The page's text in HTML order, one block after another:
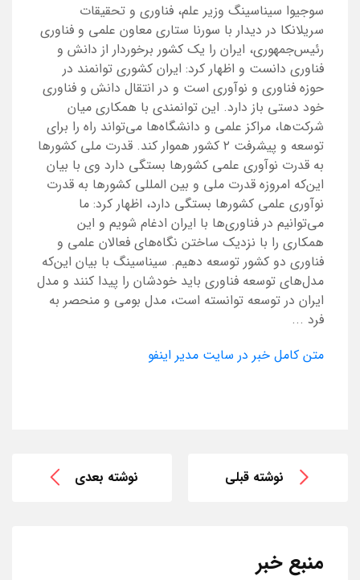
سوجیوا سیناسینگ وزیر علم، فناوری و تحقیقات
سریلانکا در دیدار با سورنا ستاری معاون علمی و فناوری
رئیس‌جمهوری، ایران را یک کشور برخوردار از دانش و
فناوری دانست و اظهار کرد: ایران کشوری توانمند در
حوزه فناوری و نوآوری است و در انتقال دانش و فناوری
خود دستی باز دارد. این توانمندی با همکاری میان
شرکت‌ها، مراکز علمی و دانشگاه‌ها می‌تواند راه را برای
توسعه و پیشرفت ۲ کشور هموار کند. قدرت ملی کشور‌ها
به قدرت نوآوری علمی کشور‌ها بستگی دارد وی با بیان
این‌که امروزه قدرت ملی و بین المللی کشور‌ها به قدرت
نوآوری علمی کشور‌ها بستگی دارد، اظهار کرد: ما
می‌توانیم در فناوری‌ها با ایران ادغام شویم و این
همکاری را با نزدیک ساختن نگاه‌های فعالان علمی و
فناوری دو کشور توسعه دهیم. سیناسینگ با بیان این‌که
مدل‌های توسعه فناوری باید خودشان را پیدا کنند و مدل
ایران در توسعه توانسته است، مدل بومی و منحصر به
فرد ...
متن کامل خبر در سایت مدیر اینفو
نوشته قبلی نوشته بعدی
منبع خبر